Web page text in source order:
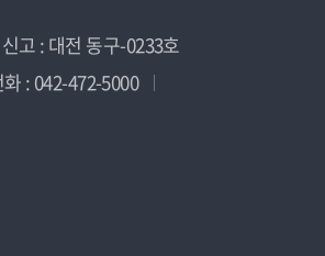
고 : 대전 동구-0233호
: 042-472-5000